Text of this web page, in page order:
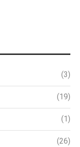
(3)
(19)
(1)
(26)